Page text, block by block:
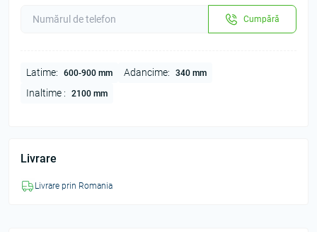
Cumpără
Latime: 600-900 mm Adancime: 340 mm
Inaltime : 2100 mm
Livrare
Livrare prin Romania